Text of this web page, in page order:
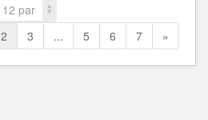
12 par
page
2 3 ... 5 6 7 »